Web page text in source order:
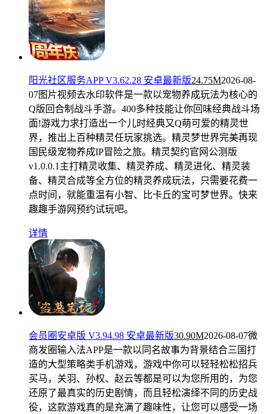
阳光社区服务APP V3.62.28 安卓最新版24.75M2026-08-
07图片视频去水印软件是一款以宠物养成玩法为核心的
Q版回合制战斗手游。400多种技能让你回味经典战斗场
面!游戏力求打造出一个儿时经典又Q萌可爱的精灵世
界，推出上百种精灵任玩家挑选。精灵梦世界完美再现
国民级宠物养成IP冒险之旅。精灵契约官网公测版
v1.0.0.1主打精灵收集、精灵养成、精灵进化、精灵装
备、精灵合成等全方位的精灵养成玩法，只需要花费一
点时间，就能重温有小智、比卡丘的宝可梦世界。快来
趣趣手游网预约试玩吧。
详情
会员圈安卓版 V3.94.98 安卓最新版30.90M2026-08-07微
商发圈输入法APP是一款以同名故事为背景结合三国打
造的大型策略类手机游戏，游戏中你可以轻轻松松招兵
买马，关羽、孙权、赵云等都是可以为您所用的，为您
还原了最真实的历史剧情，而且轻松演绎不同的历史战
役，这款游戏真的是充满了趣味性，让您可以感受一场